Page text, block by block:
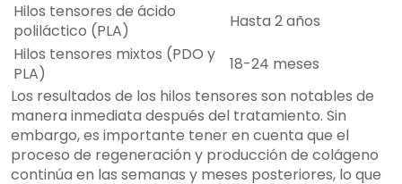
Hilos tensores de ácido
poliláctico (PLA)
Hasta 2 años
Hilos tensores mixtos (PDO y
PLA)
18-24 meses
Los resultados de los hilos tensores son notables de
manera inmediata después del tratamiento. Sin
embargo, es importante tener en cuenta que el
proceso de regeneración y producción de colágeno
continúa en las semanas y meses posteriores, lo que